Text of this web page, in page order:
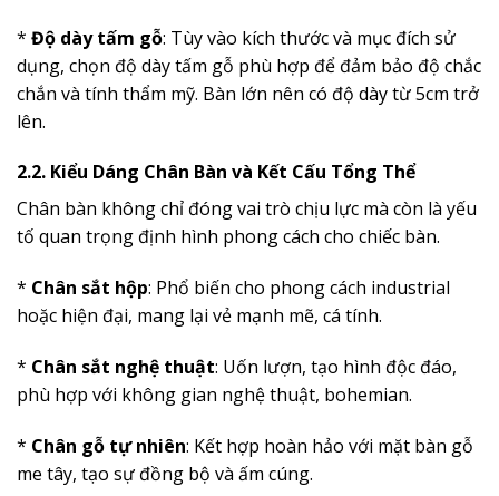
* Độ dày tấm gỗ: Tùy vào kích thước và mục đích sử
dụng, chọn độ dày tấm gỗ phù hợp để đảm bảo độ chắc
chắn và tính thẩm mỹ. Bàn lớn nên có độ dày từ 5cm trở
lên.
2.2. Kiểu Dáng Chân Bàn và Kết Cấu Tổng Thể
Chân bàn không chỉ đóng vai trò chịu lực mà còn là yếu
tố quan trọng định hình phong cách cho chiếc bàn.
* Chân sắt hộp: Phổ biến cho phong cách industrial
hoặc hiện đại, mang lại vẻ mạnh mẽ, cá tính.
* Chân sắt nghệ thuật: Uốn lượn, tạo hình độc đáo,
phù hợp với không gian nghệ thuật, bohemian.
* Chân gỗ tự nhiên: Kết hợp hoàn hảo với mặt bàn gỗ
me tây, tạo sự đồng bộ và ấm cúng.